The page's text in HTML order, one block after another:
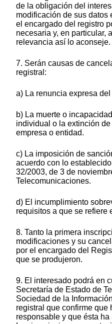
de la obligación del
modificación de sus datos
el encargado del registro
necesaria y, en particular,
relevancia así lo aconseje.
7. Serán causas de
registral:
a) La renuncia expresa
b) La muerte o
individual o la extinción
empresa o entidad.
c) La imposición de
acuerdo con lo
32/2003, de 3 de
Telecomunicaciones.
d) El incumplimiento
requisitos a que se refiere
8. Tanto la primera
modificaciones y su
por el encargado del
que se produjeron.
9. El interesado podrá en
Secretaría de Estado de
Sociedad de la
registral que confirme que
responsable y que ésta